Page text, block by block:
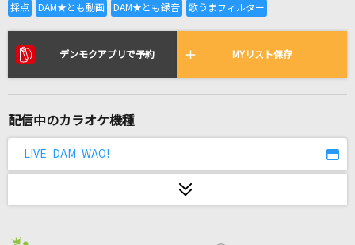
全国りれき
リアルタイムで歌われている曲の一覧
おいしい☆トマトのうた～ロマーノ～
One Love
デンモクアプリで予約 MYリスト保存
配信中のカラオケ機種
LIVE DAM WAO!